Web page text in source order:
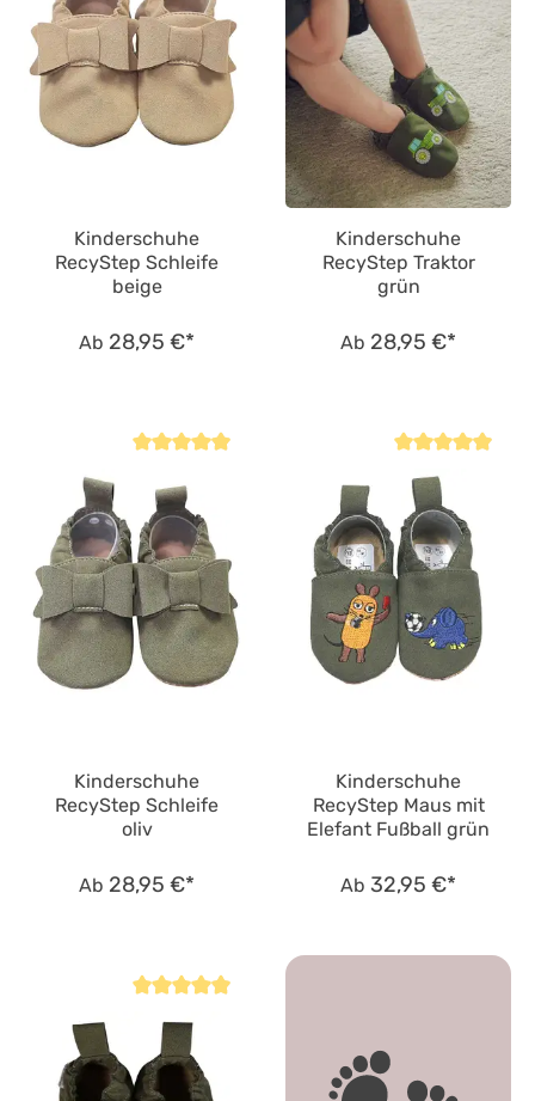
Kinderschuhe
RecyStep Schleife
beige
Ab 28,95 €*
Kinderschuhe
RecyStep Traktor
grün
Ab 28,95 €*
Kinderschuhe
RecyStep Schleife
oliv
Ab 28,95 €*
Kinderschuhe
RecyStep Maus mit
Elefant Fußball grün
Ab 32,95 €*